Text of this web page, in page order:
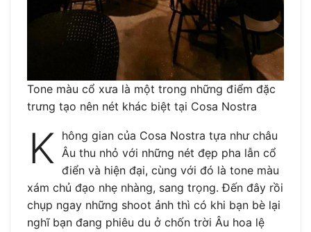
Tone màu cổ xưa là một trong những điểm đặc
trưng tạo nên nét khác biệt tại Cosa Nostra
K hông gian của Cosa Nostra tựa như châu
Âu thu nhỏ với những nét đẹp pha lẫn cổ
điển và hiện đại, cùng với đó là tone màu
xám chủ đạo nhẹ nhàng, sang trọng. Đến đây rồi
chụp ngay những shoot ảnh thì có khi bạn bè lại
nghĩ bạn đang phiêu du ở chốn trời Âu hoa lệ